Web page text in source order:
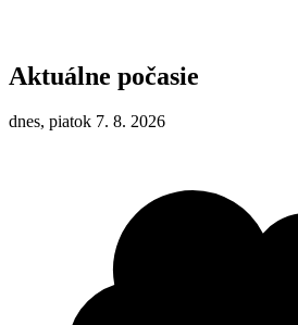
Aktuálne počasie
dnes, piatok 7. 8. 2026